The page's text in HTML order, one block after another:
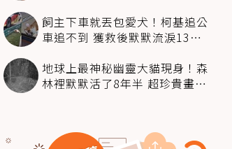
飼主下車就丟包愛犬！柯基追公
車追不到 獲救後默默流淚13萬
地球上最神秘幽靈大貓現身！森
林裡默默活了8年半 超珍貴畫面